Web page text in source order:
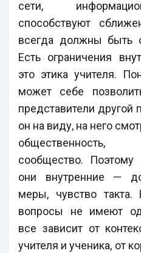
сети,
способствуют
всегда должны быть
Есть ограничения
это этика учителя.
может себе
представители другой
он на виду, на него
общественность,
сообщество. Поэтому
они внутренние —
меры, чувство такта.
вопросы не имеют
все зависит от
учителя и ученика, от